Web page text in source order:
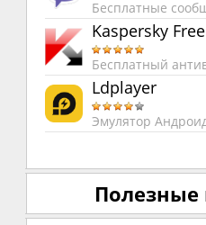
Бесплатные
Kaspersky Free
Бесплатный
Ldplayer
Эмулятор
Полезные